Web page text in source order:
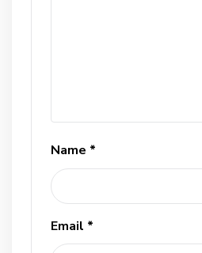
Name *
Email *